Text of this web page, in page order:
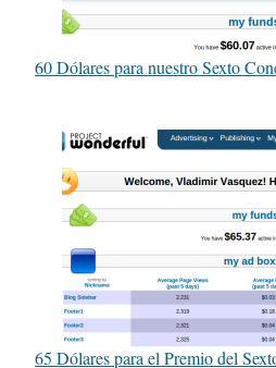
60 Dólares para nuestro Sexto
65 Dólares para el Premio del